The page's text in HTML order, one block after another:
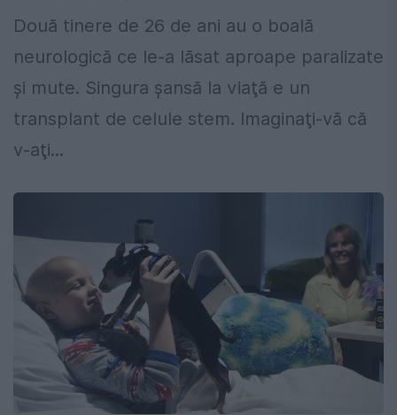
Două tinere de 26 de ani au o boală
neurologică ce le-a lăsat aproape paralizate
şi mute. Singura şansă la viaţă e un
transplant de celule stem. Imaginaţi-vă că
v-aţi...